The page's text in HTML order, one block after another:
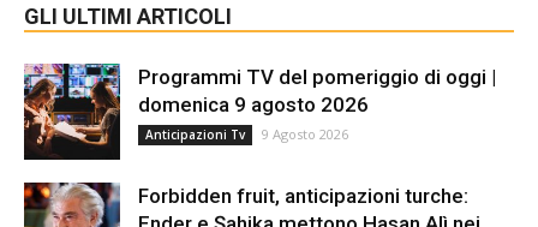
GLI ULTIMI ARTICOLI
Programmi TV del pomeriggio di oggi |
domenica 9 agosto 2026
Anticipazioni Tv 9 Agosto 2026
Forbidden fruit, anticipazioni turche: